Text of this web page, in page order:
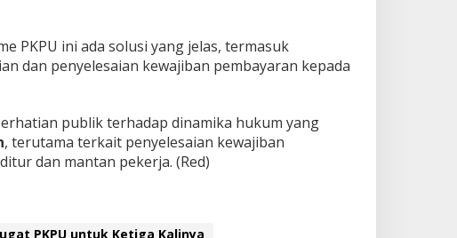
PKPU ini ada solusi yang jelas, termasuk
dan penyelesaian kewajiban pembayaran kepada
publik terhadap dinamika hukum yang
, terutama terkait penyelesaian kewajiban
dan mantan pekerja. (Red)
PKPU untuk Ketiga Kalinya